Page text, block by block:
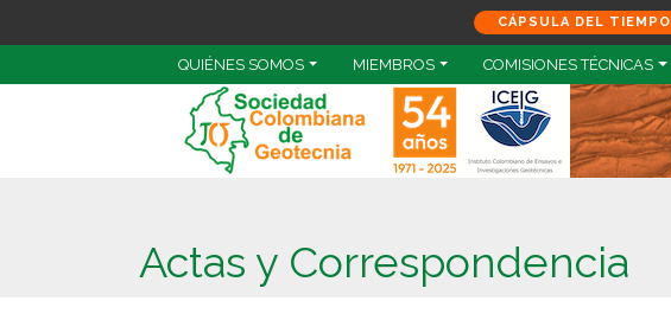
CÁPSULA DEL TIEMPO
QUIÉNES SOMOS MIEMBROS COMISIONES TÉCNICAS
Actas y Correspondencia